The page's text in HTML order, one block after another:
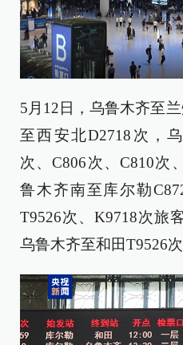
5月12日，乌鲁木齐至
至西安北D2718次，
次、C806次、C810次
鲁木齐南至库尔勒
T9526次、K9718次旅
乌鲁木齐至和田T9526